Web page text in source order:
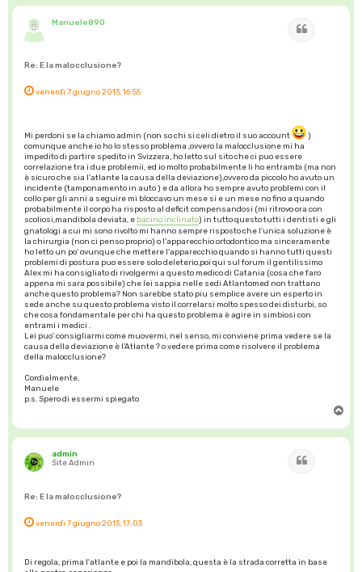
Manuele890
Re: E la malocclusione?
venerdì 7 giugno 2013, 16:55
Mi perdoni se la chiamo admin (non so chi si celi dietro il suo account
)
comunque anche io ho lo stesso problema ,ovvero la malocclusione mi ha
impedito di partire spedito in Svizzera, ho letto sul sito che ci puo essere
correlazione tra i due problemii, ed io molto probabilmente li ho entrambi (ma non
è sicuro che sia l'atlante la causa della deviazione),ovvero da piccolo ho avuto un
incidente (tamponamento in auto ) e da allora ho sempre avuto problemi con il
collo per gli anni a seguire mi bloccavo un mese si e un mese no fino a quando
probabilmente il corpo ha risposto al deficit compensandosi (mi ritrovo ora con
scoliosi,mandibola deviata, e bacino inclinato) in tutto questo tutti i dentisti e gli
gnatologi a cui mi sono rivolto mi hanno sempre risposto che l'unica soluzione è
la chirurgia (non ci penso proprio) o l'apparecchio ortodontico ma sinceramente
ho letto un po' ovunque che mettere l'apparecchio quando si hanno tutti questi
problemi di postura puo essere solo deleterio,poi qui sul forum il gentilissimo
Alex mi ha consigliato di rivolgermi a questo medico di Catania (cosa che faro
appena mi sara possibile) che lei sappia nelle sedi Atlantomed non trattano
anche questo problema? Non sarebbe stato piu semplice avere un esperto in
sede anche su questo problema visto il correlarsi molto spesso dei disturbi, so
che cosa fondamentale per chi ha questo problema è agire in simbiosi con
entrami i medici .
Lei puo' consigliarmi come muovermi, nel senso, mi conviene prima vedere se la
causa della deviazione è l'Atlante ? o vedere prima come risolvere il problema
della malocclusione?
Cordialmente,
Manuele
p.s. Spero di essermi spiegato
p
admin
Site Admin
Re: E la malocclusione?
venerdì 7 giugno 2013, 17:03
Di regola, prima l'atlante e poi la mandibola, questa è la strada corretta in base